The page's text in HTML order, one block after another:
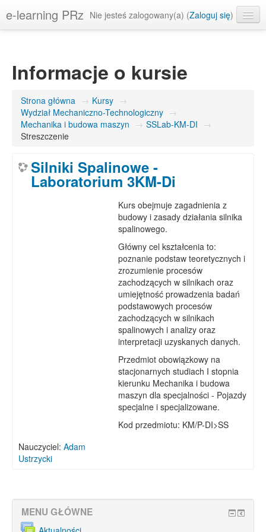
e-learning PRz Nie jesteś zalogowany(a) (Zaloguj się)
Informacje o kursie
Strona główna → Kursy →
Wydział Mechaniczno-Technologiczny →
Mechanika i budowa maszyn → SSLab-KM-DI →
Streszczenie
Silniki Spalinowe -
Laboratorium 3KM-Di
Kurs obejmuje zagadnienia z
budowy i zasady działania silnika
spalinowego.
Główny cel kształcenia to:
poznanie podstaw teoretycznych i
zrozumienie procesów
zachodzących w silnikach oraz
umiejętność prowadzenia badań
podstawowych procesów
zachodzących w silnikach
spalinowych i analizy oraz
interpretacji uzyskanych danych.
Przedmiot obowiązkowy na
stacjonarnych studiach I stopnia
kierunku Mechanika i budowa
maszyn dla specjalności - Pojazdy
specjalne i specjalizowane.
Kod przedmiotu: KM/P-DI>SS
Nauczyciel: Adam
Ustrzycki
MENU GŁÓWNE